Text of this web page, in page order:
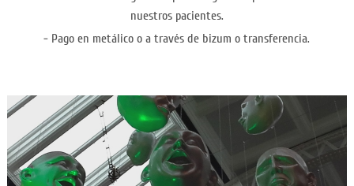
nuestros pacientes.
- Pago en metálico o a través de bizum o transferencia.